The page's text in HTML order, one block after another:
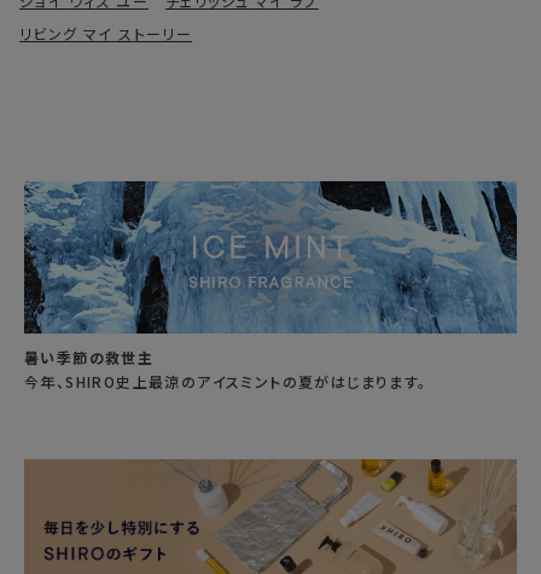
リビング マイ ストーリー
暑い季節の救世主
今年、SHIRO史上最涼のアイスミントの夏がはじまります。